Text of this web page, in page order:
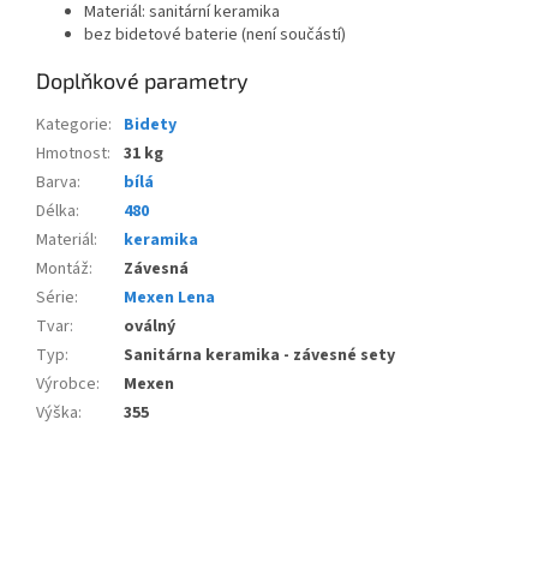
Materiál: sanitární keramika
bez bidetové baterie (není součástí)
Doplňkové parametry
Kategorie: Bidety
Hmotnost: 31 kg
Barva:
bílá
Délka:
480
Materiál:
keramika
Montáž:
Závesná
Série:
Mexen Lena
Tvar:
oválný
Typ:
Sanitárna keramika - závesné sety
Výrobce:
Mexen
Výška: 355